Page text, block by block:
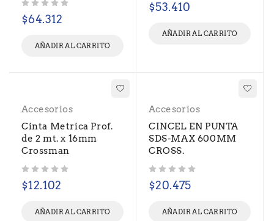
$64.312
AÑADIR AL CARRITO
$53.410
AÑADIR AL CARRITO
Accesorios
Cinta Metrica Prof.
de 2 mt. x 16mm
Crossman
$12.102
AÑADIR AL CARRITO
Accesorios
CINCEL EN PUNTA
SDS-MAX 600MM
CROSS.
$20.475
AÑADIR AL CARRITO